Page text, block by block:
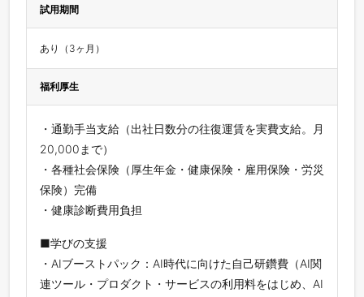
試用期間
あり（3ヶ月）
福利厚生
・通勤手当支給（出社日数分の往復運賃を実費支給。月
20,000まで）
・各種社会保険（厚生年金・健康保険・雇用保険・労災
保険）完備
・健康診断費用負担
■学びの支援
・AIブーストパック：AI時代に向けた自己研鑽費（AI関
連ツール・プロダクト・サービスの利用料をはじめ、AI